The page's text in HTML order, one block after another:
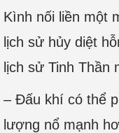
Kình nối liền một
lịch sử hủy diệt
lịch sử Tinh Thần
– Đấu khí có thể
lượng nổ mạnh